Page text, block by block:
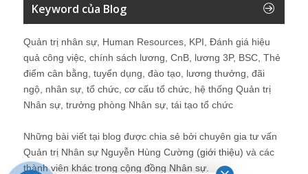
Keyword của Blog
Quản trị nhân sự, Human Resources, KPI, Đánh giá hiệu
quả công việc, chính sách lương, CnB, lương 3P, BSC, Thẻ
điểm cân bằng, tuyển dụng, đào tạo, lương thưởng, đãi
ngộ, nhân sự, tổ chức, cơ cấu tổ chức, hệ thống Quản trị
Nhân sự, trưởng phòng Nhân sự, tái tạo tổ chức
Những bài viết tại blog được chia sẻ bởi chuyên gia tư vấn
Quản trị Nhân sự Nguyễn Hùng Cường (giới thiệu) và các
thành viên khác trong cộng đồng Nhân sự.